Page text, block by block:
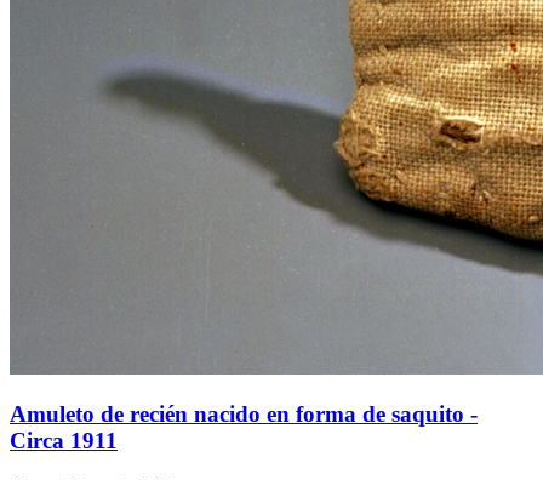
Amuleto de recién nacido en forma de saquito -
Circa 1911